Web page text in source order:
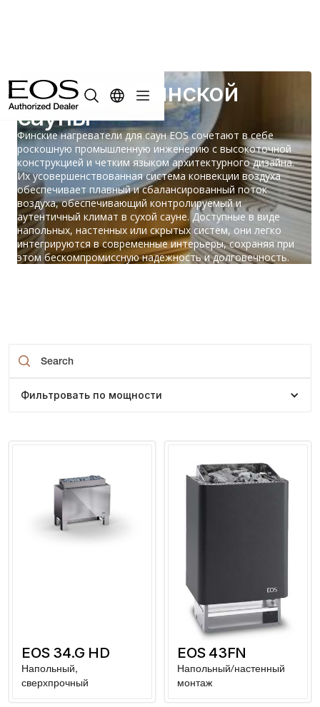
Печи для финской
сауны
Финские нагреватели для саун EOS сочетают в себе
роскошную промышленную инженерию с высокоточной
конструкцией и четким языком архитектурного дизайна.
Их усовершенствованная система конвекции воздуха
обеспечивает плавный и сбалансированный поток
воздуха, обеспечивающий контролируемый и
аутентичный климат в сухой сауне. Доступные в виде
напольных, настенных или скрытых систем, они легко
интегрируются в современные интерьеры, сохраняя при
этом бескомпромиссную надежность и долговечность.
Фильтровать по мощности
EOS 34.G HD
Напольный,
сверхпрочный
EOS 43FN
Напольный/настенный
монтаж